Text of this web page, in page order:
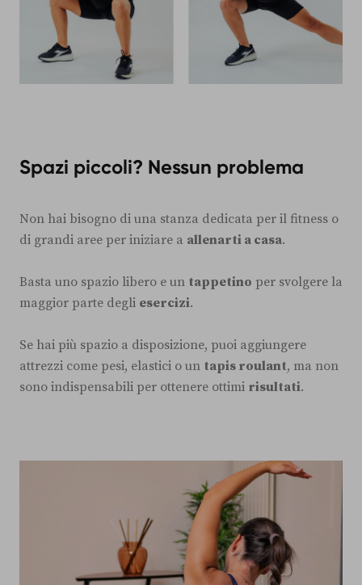
Spazi piccoli? Nessun problema
Non hai bisogno di una stanza dedicata per il fitness o
di grandi aree per iniziare a allenarti a casa.
Basta uno spazio libero e un tappetino per svolgere la
maggior parte degli esercizi.
Se hai più spazio a disposizione, puoi aggiungere
attrezzi come pesi, elastici o un tapis roulant, ma non
sono indispensabili per ottenere ottimi risultati.